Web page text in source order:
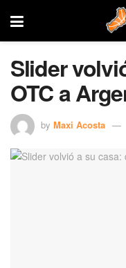
Slider
OTC a
by Maxi Acosta